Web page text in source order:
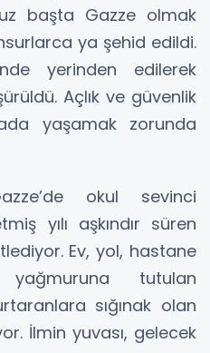
başta Gazze olmak
ya şehid edildi.
yerinden edilerek
Açlık ve güvenlik
yaşamak zorunda
okul sevinci
yılı aşkındır süren
Ev, yol, hastane
tutulan
sığınak olan
İlmin yuvası, gelecek